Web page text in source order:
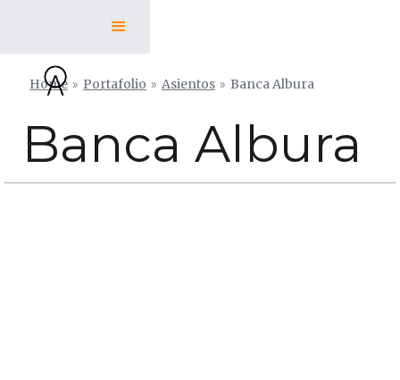
Home » Portafolio » Asientos » Banca Albura
Banca Albura